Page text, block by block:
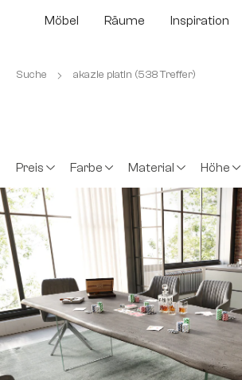
Hauptinhalt springen
Zur Suche springen
Zur Hauptnavigation springen
Möbel Räume Inspiration
Suche akazie platin (538 Treffer)
Preis Farbe Material Höhe